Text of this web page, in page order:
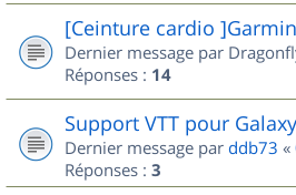
[Ceinture cardio ]Garmin
Dernier message par
Réponses : 14
Support VTT pour
Dernier message par ddb73 «
Réponses : 3